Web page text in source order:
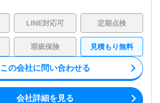
LINE対応可 定期点検
瑕疵保険 見積もり無料
この会社に問い合わせる
会社詳細を見る